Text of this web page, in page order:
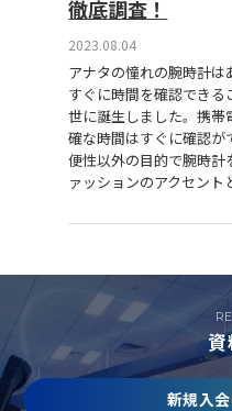
徹底調査！
2023.08.04
アナタの憧れの腕時計は
すぐに時間を確認でき
世に誕生しました。携
確な時間はすぐに確認
便性以外の目的で腕時計
ァッションのアクセント
資
新規入